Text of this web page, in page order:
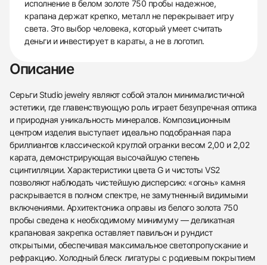
исполнение в белом золоте 750 пробы надежное,
крапана держат крепко, металл не перекрывает игру
света. Это выбор человека, который умеет считать
деньги и инвестирует в караты, а не в логотип.
Описание
Серьги Studio jewelry являют собой эталон минималистичной
эстетики, где главенствующую роль играет безупречная оптика
и природная уникальность минералов. Композиционным
центром изделия выступает идеально подобранная пара
бриллиантов классической круглой огранки весом 2,00 и 2,02
карата, демонстрирующая высочайшую степень
сцинтилляции. Характеристики цвета G и чистоты VS2
позволяют наблюдать чистейшую дисперсию: «огонь» камня
раскрывается в полном спектре, не замутненный видимыми
включениями. Архитектоника оправы из белого золота 750
пробы сведена к необходимому минимуму — деликатная
крапановая закрепка оставляет павильон и рундист
открытыми, обеспечивая максимальное светопропускание и
рефракцию. Холодный блеск лигатуры с родиевым покрытием